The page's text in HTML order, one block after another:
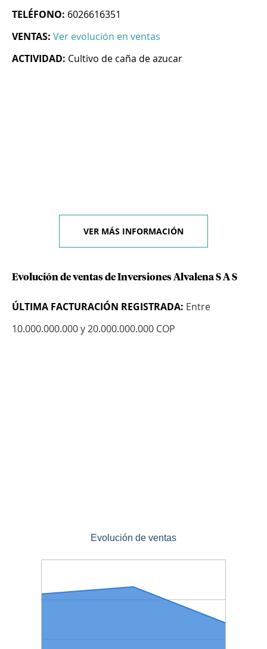
TELÉFONO: 6026616351
VENTAS: Ver evolución en ventas
ACTIVIDAD: Cultivo de caña de azucar
VER MÁS INFORMACIÓN
Evolución de ventas de Inversiones Alvalena S A S
ÚLTIMA FACTURACIÓN REGISTRADA: Entre
10.000.000.000 y 20.000.000.000 COP
Evolución de ventas